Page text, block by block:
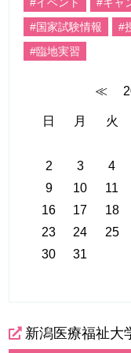
#国家試験情報
#
#臨地実習
≪
日 月 火
2
3 4
9
10 11
16
17 18
23
24 25
30
31
新潟医療福祉大